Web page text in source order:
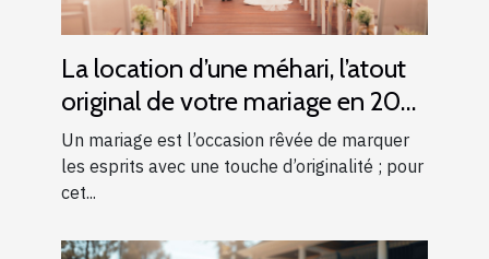
La location d’une méhari, l’atout
original de votre mariage en 2025
!Un mariage est l’occasion rêvée de marquer
les esprits avec une touche d’originalité ; pour
cet...